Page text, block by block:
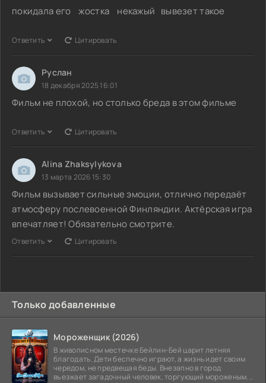
покидала его жостка некажый вывезет такое
Ответить Цитировать
Руслан
18 декабря 2025 16:01
Фильм не плохой, но столько бреда в этом фильме
Ответить Цитировать
Alina Zhaksylykova
13 марта 2026 15:30
Фильм вызывает сильные эмоции, отлично передаёт
атмосферу послевоенной Финляндии. Актёрская игра
впечатляет! Обязательно смотрите.
Ответить Цитировать
Только добавленные
Мороженщик (2026)
В живописном местечке Бейлин-Бей царит летняя
благодать. Дети беспечно играют, а жизнь идет своим
чередом, не предвещая беды. Внезапно в город
въезжает загадочный человек, торгующий мороженым.